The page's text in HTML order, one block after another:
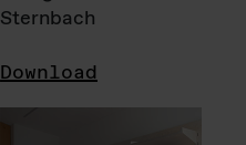
Sternbach
Download